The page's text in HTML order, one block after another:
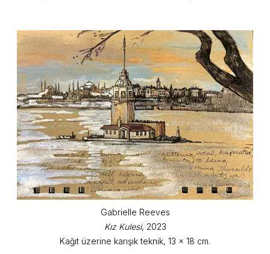
Gabrielle Reeves
Kız Kulesi, 2023
Kağıt üzerine karışık teknik, 13 x 18 cm.